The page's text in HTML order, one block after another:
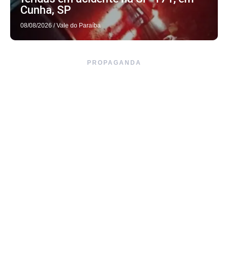
Cunha, SP
08/08/2026 / Vale do Paraíba
PROPAGANDA